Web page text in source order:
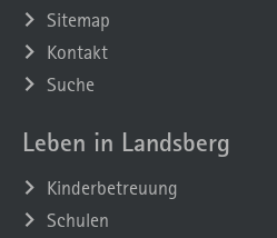
Sitemap
Kontakt
Suche
Leben in Landsberg
Kinderbetreuung
Schulen